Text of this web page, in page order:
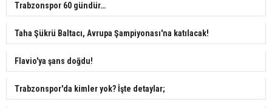
Trabzonspor 60 gündür…
Taha Şükrü Baltacı, Avrupa Şampiyonası'na katılacak!
Flavio'ya şans doğdu!
Trabzonspor'da kimler yok? İşte detaylar;